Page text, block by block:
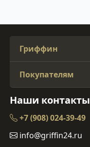
Гриффин
Покупателям
Наши контакты
+7 (908) 024-39-49
info@griffin24.ru